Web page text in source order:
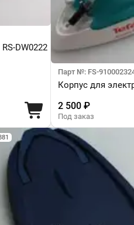
DW0222
Парт №: FS-
Корпус для
2 500 ₽
Под заказ